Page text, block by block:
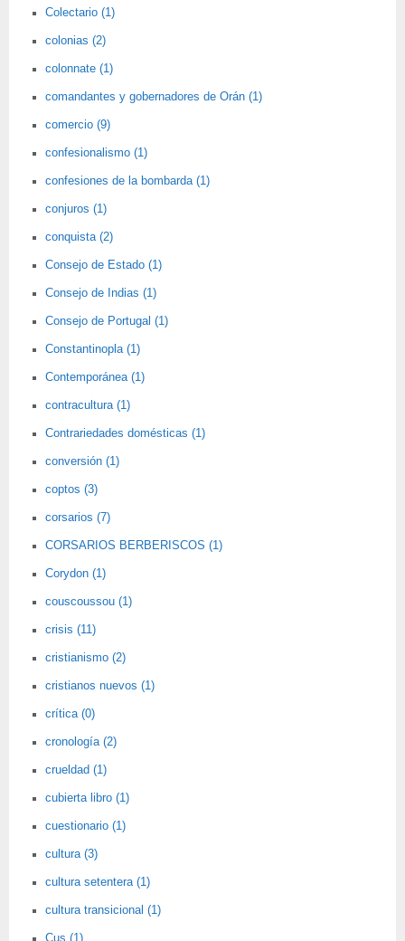
Colectario (1)
colonias (2)
colonnate (1)
comandantes y gobernadores de Orán (1)
comercio (9)
confesionalismo (1)
confesiones de la bombarda (1)
conjuros (1)
conquista (2)
Consejo de Estado (1)
Consejo de Indias (1)
Consejo de Portugal (1)
Constantinopla (1)
Contemporánea (1)
contracultura (1)
Contrariedades domésticas (1)
conversión (1)
coptos (3)
corsarios (7)
CORSARIOS BERBERISCOS (1)
Corydon (1)
couscoussou (1)
crisis (11)
cristianismo (2)
cristianos nuevos (1)
crítica (0)
cronología (2)
crueldad (1)
cubierta libro (1)
cuestionario (1)
cultura (3)
cultura setentera (1)
cultura transicional (1)
Cus (1)